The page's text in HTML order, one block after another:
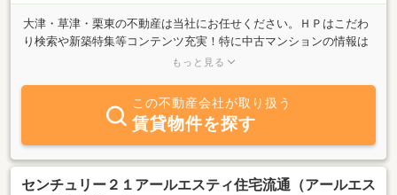
大津・草津・栗東の不動産は当社にお任せください。ＨＰはこだわ
り検索や新築特集等コンテンツ充実！特に中古マンションの情報は
豊富です。お家探しからリフォームまで…幸せに続く住まい選びを
もっと見る
この不動産会社が取り扱う
賃貸物件を探す
センチュリー２１アールエスティ住宅流通（アールエス